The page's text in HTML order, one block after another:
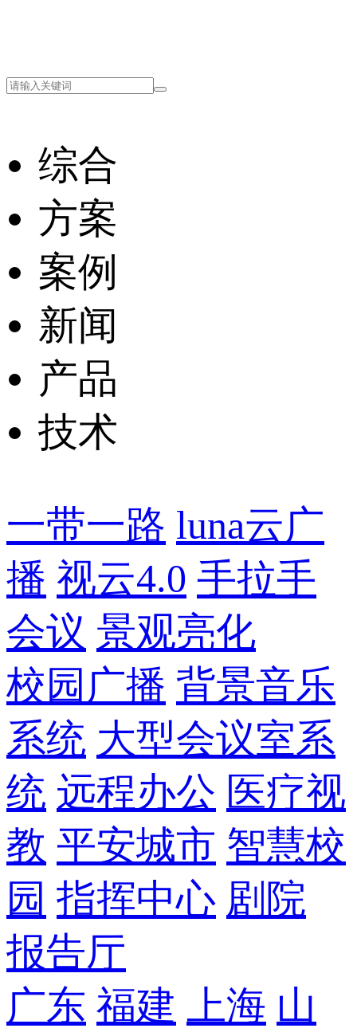
综合
方案
案例
新闻
产品
技术
一带一路 luna云广
播 视云4.0 手拉手
会议 景观亮化
校园广播 背景音乐
系统 大型会议室系
统 远程办公 医疗视
教 平安城市 智慧校
园 指挥中心 剧院
报告厅
广东 福建 上海 山